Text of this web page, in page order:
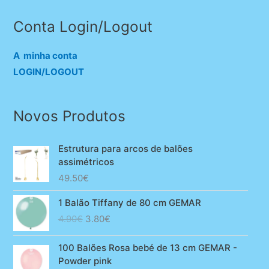
Conta Login/Logout
A minha conta
LOGIN/LOGOUT
Novos Produtos
Estrutura para arcos de balões
assimétricos
49.50€
1 Balão Tiffany de 80 cm GEMAR
4.90€ O
original
era:
3.80€O
atual
é:
100 Balões Rosa bebé de 13 cm GEMAR -
Powder pink